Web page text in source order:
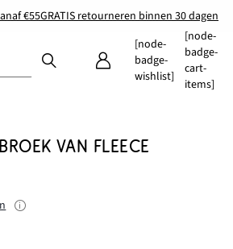
€55GRATIS retourneren binnen 30 dagen
[node-
badge-
wishlist]
[node-
badge-
cart-
items]
VAN FLEECE